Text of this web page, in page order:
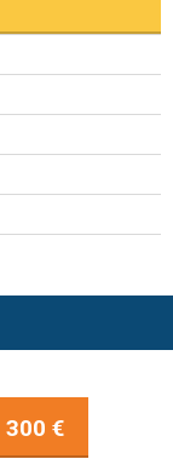
300 €